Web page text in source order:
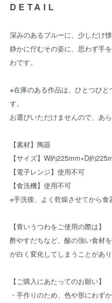
DETAIL
深みのあるブルーに、少しだけ
静かに佇むその姿に、思わず手
わです。
※在庫のある作品は、ひとつひと
す。
お選びいただけませんので、あ
【素材】陶器
【サイズ】W約225mm×D約
【電子レンジ】使用不可
【食洗機】使用不可
※手洗後、よく乾燥させてから食
【青いうつわをご使用の際は】
酢やすだちなど、酸の強い食材
が白く変化してしまうことがあり
【ご購入にあたってのお願い】
・手作りのため、色や形にわず